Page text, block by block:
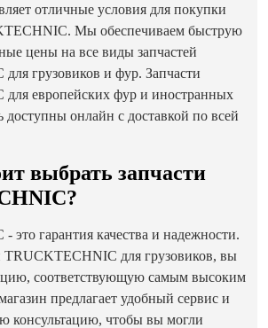
отличные условия для покупки
Мы обеспечиваем быструю
цены на все виды запчастей
грузовиков и фур. Запчасти
европейских фур и иностранных
доступны онлайн с доставкой по всей
выбрать запчасти
это гарантия качества и надежности.
TRUCKTECHNIC для грузовиков, вы
соответствующую самым высоким
предлагает удобный сервис и
консультацию, чтобы вы могли